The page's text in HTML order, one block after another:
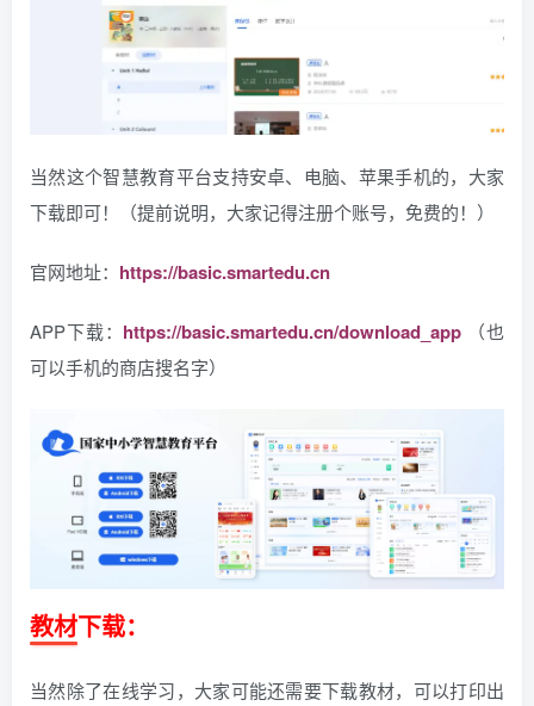
当然这个智慧教育平台支持安卓、电脑、苹果手机的，大家
下载即可！（提前说明，大家记得注册个账号，免费的！）
官网地址： https://basic.smartedu.cn
APP下载： https://basic.smartedu.cn/download_app （也
可以手机的商店搜名字）
教材下载：
当然除了在线学习，大家可能还需要下载教材，可以打印出